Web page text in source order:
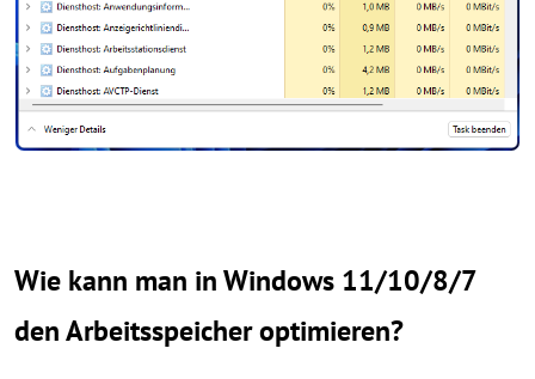
Wie kann man in Windows 11/10/8/7
den Arbeitsspeicher optimieren?